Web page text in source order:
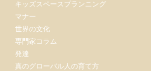
キッズスペースプランニング
マナー
世界の文化
専門家コラム
発達
真のグローバル人の育て方